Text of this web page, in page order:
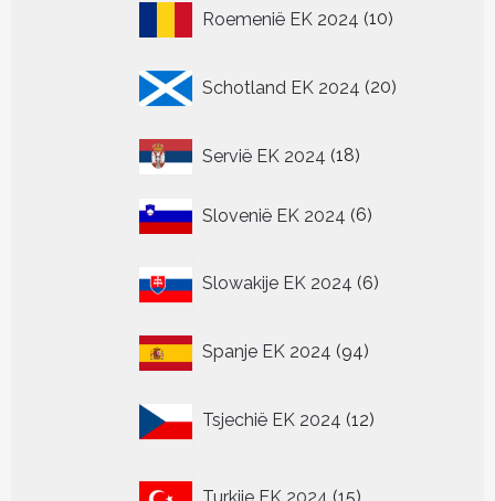
Roemenië EK 2024 1010
Schotland EK 2024 20
producten
Servië EK 2024 1818
Slovenië EK 2024 66
Slowakije EK 2024 6
producten
Spanje EK 2024 9494
Tsjechië EK 2024 12
producten